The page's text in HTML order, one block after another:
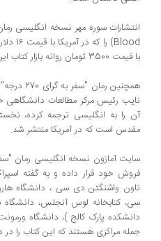
با قیمت 3500 تومان روانه بازار کتاب ایران کرده است.
همچنین رمان "سفر به گرای 270 درجه"
نایب رئیس مرکز مطالعات دانشگاهی
آن را به انگلیسی ترجمه کرده،
مقدس است که در آمریکا منتشر شد.
سایت آمازون
فروش خود قرار داده و به گفته
تاون واشنگتن دی سی ، دانشگاه
سی، کتابخانه لوس آنجلس، دانشگاه
دانشکده پارک کالج )، دانشگاه
جمله مراکزی هستند که این کتاب را در